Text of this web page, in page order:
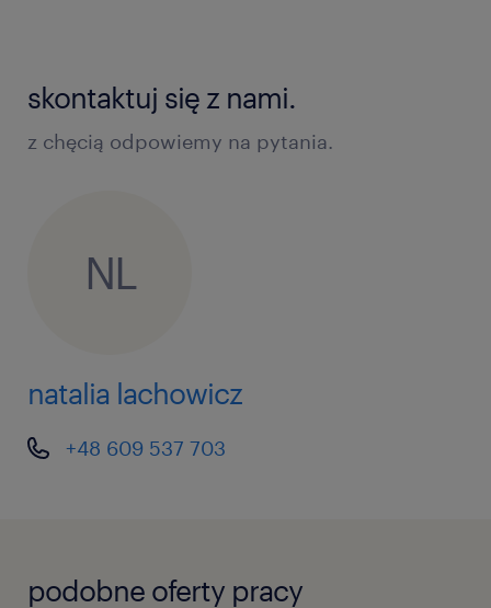
skontaktuj się z nami.
z chęcią odpowiemy na pytania.
NL
natalia lachowicz
+48 609 537 703
podobne oferty pracy